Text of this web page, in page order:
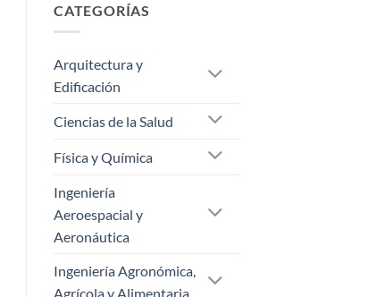
CATEGORÍAS
Arquitectura y
Edificación
Ciencias de la Salud
Física y Química
Ingeniería
Aeroespacial y
Aeronáutica
Ingeniería Agronómica,
Agrícola y Alimentaria